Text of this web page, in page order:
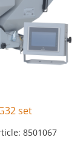
set
8501067